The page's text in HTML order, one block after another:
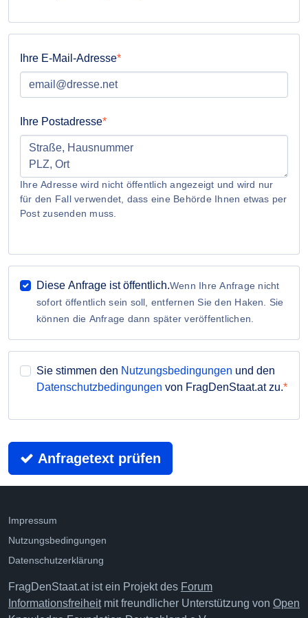
Ihre E-Mail-Adresse
Ihre Postadresse
Ihre Adresse wird nicht öffentlich angezeigt und wird nur
für den Fall verwendet, dass eine Behörde Ihnen etwas per
Post zusenden muss.
Diese Anfrage ist öffentlich.Wenn Ihre Anfrage nicht
sofort öffentlich sein soll, entfernen Sie den Haken. Sie
können die Anfrage dann später veröffentlichen.
Sie stimmen den Nutzungsbedingungen und den
Datenschutzbedingungen von FragDenStaat.at zu.
Anfragetext prüfen
Impressum
Nutzungsbedingungen
Datenschutzerklärung
FragDenStaat.at ist ein Projekt des Forum
Informationsfreiheitmit freundlicher Unterstützung von Open